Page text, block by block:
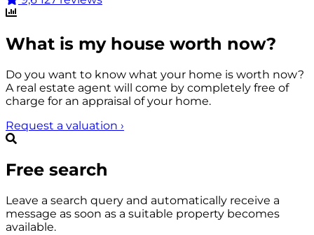
What is my house worth now?
Do you want to know what your home is worth now?
A real estate agent will come by completely free of
charge for an appraisal of your home.
Request a valuation ›
Free search
Leave a search query and automatically receive a
message as soon as a suitable property becomes
available.